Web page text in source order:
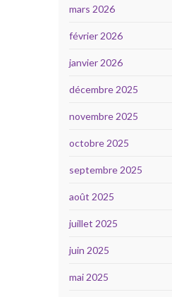
mars 2026
février 2026
janvier 2026
décembre 2025
novembre 2025
octobre 2025
septembre 2025
août 2025
juillet 2025
juin 2025
mai 2025